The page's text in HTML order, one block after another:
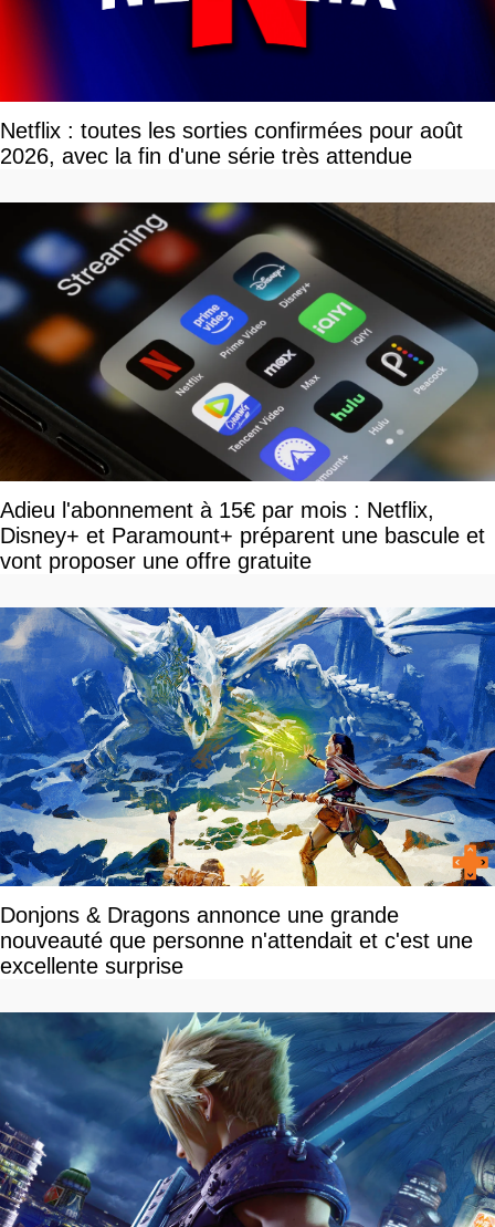
Netflix : toutes les sorties confirmées pour août
2026, avec la fin d'une série très attendue
Adieu l'abonnement à 15€ par mois : Netflix,
Disney+ et Paramount+ préparent une bascule et
vont proposer une offre gratuite
Donjons & Dragons annonce une grande
nouveauté que personne n'attendait et c'est une
excellente surprise